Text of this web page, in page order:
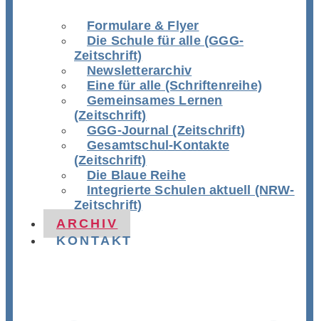
Formulare & Flyer
Die Schule für alle (GGG-
Zeitschrift)
Newsletterarchiv
Eine für alle (Schriftenreihe)
Gemeinsames Lernen
(Zeitschrift)
GGG-Journal (Zeitschrift)
Gesamtschul-Kontakte
(Zeitschrift)
Die Blaue Reihe
Integrierte Schulen aktuell (NRW-
Zeitschrift)
ARCHIV
KONTAKT